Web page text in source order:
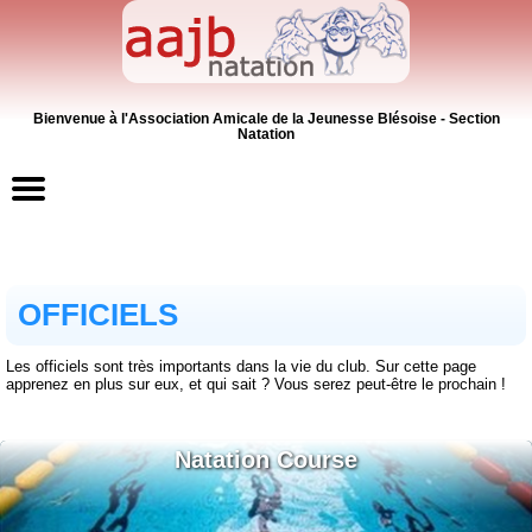
Bienvenue à l'Association Amicale de la Jeunesse Blésoise - Section
Natation
News
Activités
OFFICIELS
Les officiels sont très importants dans la vie du club. Sur cette page
apprenez en plus sur eux, et qui sait ? Vous serez peut-être le prochain !
Natation Course